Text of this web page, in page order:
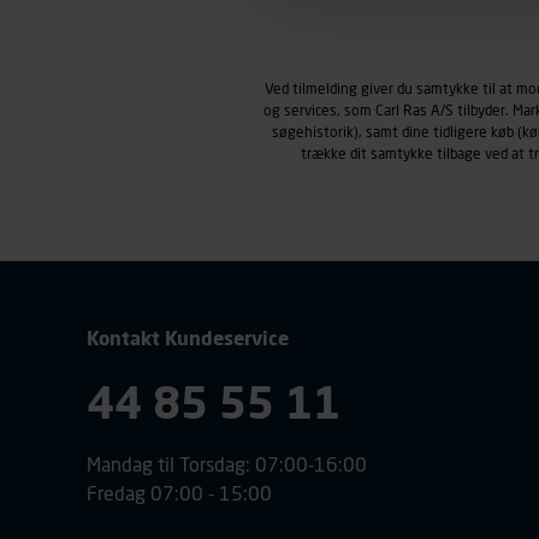
personoplysninger om
klikkes på, sider/indhold
smartphone mv.) samt de
Ved tilmelding giver du samtykke til at
og services, som Carl Ras A/S tilbyder.
søgehistorik), samt dine tidligere køb
trække dit samtykke tilbage ved at
Kontakt Kundeservice
44 85 55 11
Mandag til Torsdag: 07:00-16:00
Fredag 07:00 - 15:00